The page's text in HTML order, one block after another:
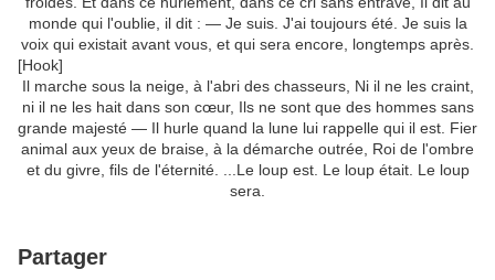
monde qui l'oublie, il dit : — Je suis. J'ai toujours été. Je suis la
voix qui existait avant vous, et qui sera encore, longtemps après.
[Hook]
Il marche sous la neige, à l'abri des chasseurs, Ni il ne les craint,
ni il ne les hait dans son cœur, Ils ne sont que des hommes sans
grande majesté — Il hurle quand la lune lui rappelle qui il est. Fier
animal aux yeux de braise, à la démarche outrée, Roi de l'ombre
et du givre, fils de l'éternité. ...Le loup est. Le loup était. Le loup
sera.
Partager